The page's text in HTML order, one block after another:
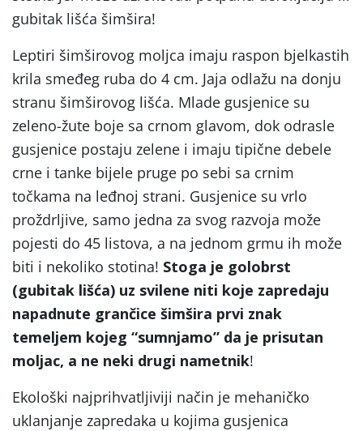
gubitak lišća šimšira!
Leptiri šimširovog moljca imaju raspon bjelkastih
krila smeđeg ruba do 4 cm. Jaja odlažu na donju
stranu šimširovog lišća. Mlade gusjenice su
zeleno-žute boje sa crnom glavom, dok odrasle
gusjenice postaju zelene i imaju tipične debele
crne i tanke bijele pruge po sebi sa crnim
točkama na leđnoj strani. Gusjenice su vrlo
proždrljive, samo jedna za svog razvoja može
pojesti do 45 listova, a na jednom grmu ih može
biti i nekoliko stotina! Stoga je golobrst
(gubitak lišća) uz svilene niti koje zapredaju
napadnute grančice šimšira prvi znak
temeljem kojeg “sumnjamo” da je prisutan
moljac, a ne neki drugi nametnik!
Ekološki najprihvatljiviji način je mehaničko
uklanjanje zapredaka u kojima gusjenica